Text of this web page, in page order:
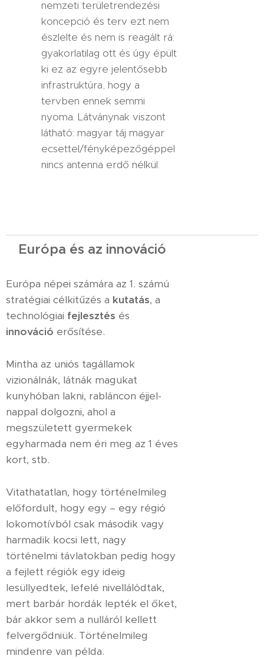
nemzeti területrendezési
koncepció és terv ezt nem
észlelte és nem is reagált rá:
gyakorlatilag ott és úgy épült
ki ez az egyre jelentősebb
infrastruktúra, hogy a
tervben ennek semmi
nyoma. Látványnak viszont
látható: magyar táj magyar
ecsettel/fényképezőgéppel
nincs antenna erdő nélkül.
Európa és az innováció
Európa népei számára az 1. számú
stratégiai célkitűzés a kutatás, a
technológiai fejlesztés és
innováció erősítése.
Mintha az uniós tagállamok
vizionálnák, látnák magukat
kunyhóban lakni, rabláncon éjjel-
nappal dolgozni, ahol a
megszületett gyermekek
egyharmada nem éri meg az 1 éves
kort, stb.
Vitathatatlan, hogy történelmileg
előfordult, hogy egy – egy régió
lokomotívból csak második vagy
harmadik kocsi lett, nagy
történelmi távlatokban pedig hogy
a fejlett régiók egy ideig
lesüllyedtek, lefelé nivellálódtak,
mert barbár hordák lepték el őket,
bár akkor sem a nulláról kellett
felvergődniük. Történelmileg
mindenre van példa.